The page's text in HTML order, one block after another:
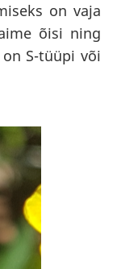
on vaja
õisi ning
S-tüüpi või